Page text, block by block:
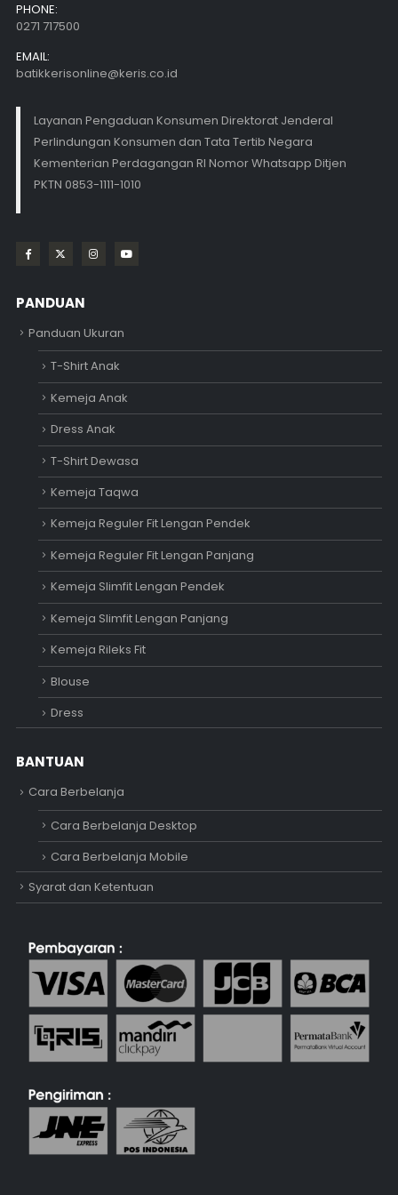
PHONE:
0271 717500
EMAIL:
batikkerisonline@keris.co.id
Layanan Pengaduan Konsumen Direktorat Jenderal
Perlindungan Konsumen dan Tata Tertib Negara
Kementerian Perdagangan RI Nomor Whatsapp Ditjen
PKTN 0853-1111-1010
PANDUAN
Panduan Ukuran
T-Shirt Anak
Kemeja Anak
Dress Anak
T-Shirt Dewasa
Kemeja Taqwa
Kemeja Reguler Fit Lengan Pendek
Kemeja Reguler Fit Lengan Panjang
Kemeja Slimfit Lengan Pendek
Kemeja Slimfit Lengan Panjang
Kemeja Rileks Fit
Blouse
Dress
BANTUAN
Cara Berbelanja
Cara Berbelanja Desktop
Cara Berbelanja Mobile
Syarat dan Ketentuan